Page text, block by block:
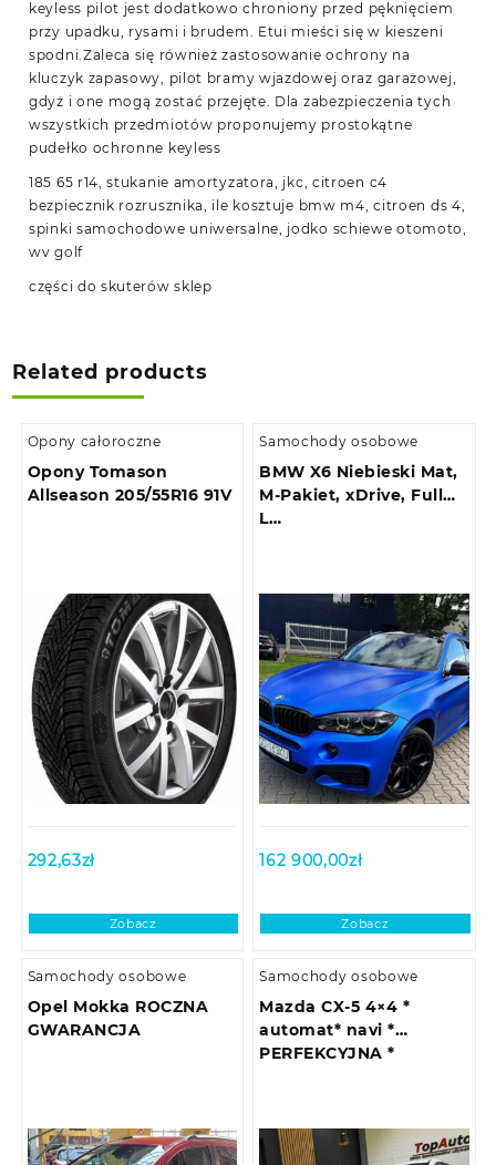
keyless pilot jest dodatkowo chroniony przed pęknięciem
przy upadku, rysami i brudem. Etui mieści się w kieszeni
spodni.Zaleca się również zastosowanie ochrony na
kluczyk zapasowy, pilot bramy wjazdowej oraz garażowej,
gdyż i one mogą zostać przejęte. Dla zabezpieczenia tych
wszystkich przedmiotów proponujemy prostokątne
pudełko ochronne keyless
185 65 r14, stukanie amortyzatora, jkc, citroen c4
bezpiecznik rozrusznika, ile kosztuje bmw m4, citroen ds 4,
spinki samochodowe uniwersalne, jodko schiewe otomoto,
wv golf
części do skuterów sklep
Related products
Opony całoroczne
Opony Tomason
Allseason 205/55R16 91V
292,63zł
Zobacz
Samochody osobowe
BMW X6 Niebieski Mat,
M-Pakiet, xDrive, Full
L…
162 900,00zł
Zobacz
Samochody osobowe
Opel Mokka ROCZNA
GWARANCJA
Samochody osobowe
Mazda CX-5 4×4 *
automat* navi *
PERFEKCYJNA *